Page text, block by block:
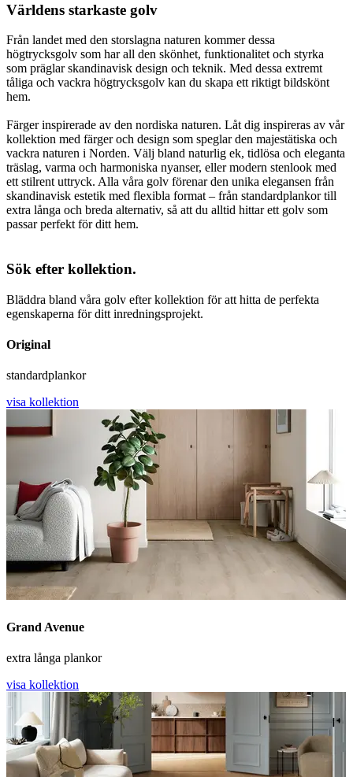
Världens starkaste golv
Från landet med den storslagna naturen kommer dessa
högtrycksgolv som har all den skönhet, funktionalitet och styrka
som präglar skandinavisk design och teknik. Med dessa extremt
tåliga och vackra högtrycksgolv kan du skapa ett riktigt bildskönt
hem.
Färger inspirerade av den nordiska naturen. Låt dig inspireras av vår
kollektion med färger och design som speglar den majestätiska och
vackra naturen i Norden. Välj bland naturlig ek, tidlösa och eleganta
träslag, varma och harmoniska nyanser, eller modern stenlook med
ett stilrent uttryck. Alla våra golv förenar den unika elegansen från
skandinavisk estetik med flexibla format – från standardplankor till
extra långa och breda alternativ, så att du alltid hittar ett golv som
passar perfekt för ditt hem.
Sök efter kollektion.
Bläddra bland våra golv efter kollektion för att hitta de perfekta
egenskaperna för ditt inredningsprojekt.
Original
standardplankor
visa kollektion
Grand Avenue
extra långa plankor
visa kollektion